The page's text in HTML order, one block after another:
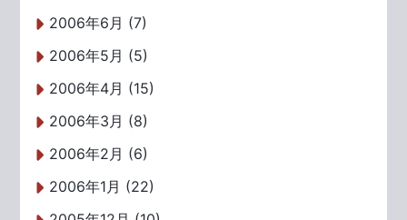
2006年6月 (7)
2006年5月 (5)
2006年4月 (15)
2006年3月 (8)
2006年2月 (6)
2006年1月 (22)